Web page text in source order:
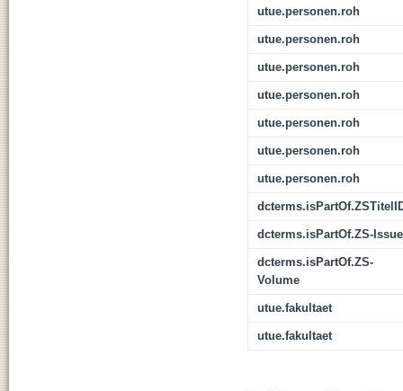
utue.personen.roh
utue.personen.roh
utue.personen.roh
utue.personen.roh
utue.personen.roh
utue.personen.roh
utue.personen.roh
dcterms.isPartOf.ZS-Issue
dcterms.isPartOf.ZS-
Volume
utue.fakultaet
utue.fakultaet